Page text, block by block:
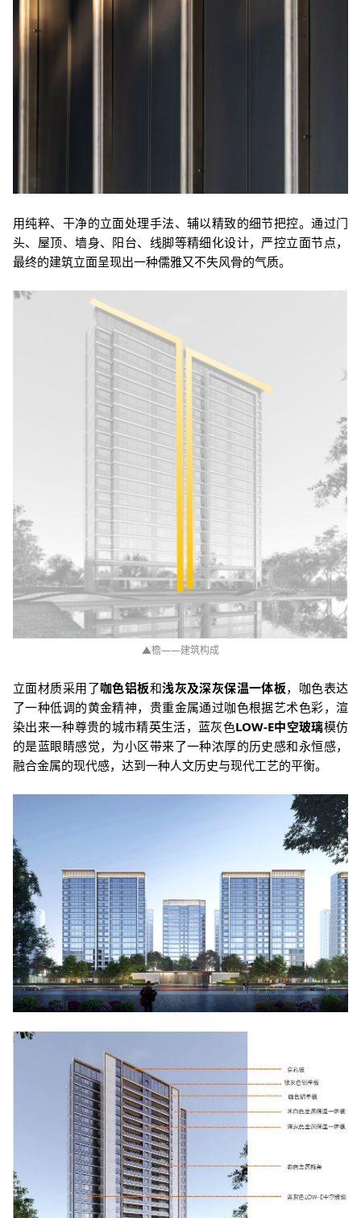
用纯粹、干净的立面处理手法、辅以精致的细节把控。通过门
头、屋顶、墙身、阳台、线脚等精细化设计，严控立面节点，
最终的建筑立面呈现出一种儒雅又不失风骨的气质。
▲檐——建筑构成
立面材质采用了咖色铝板和浅灰及深灰保温一体板，咖色表达
了一种低调的黄金精神，贵重金属通过咖色根据艺术色彩，渲
染出来一种尊贵的城市精英生活，蓝灰色LOW-E中空玻璃模仿
的是蓝眼睛感觉，为小区带来了一种浓厚的历史感和永恒感，
融合金属的现代感，达到一种人文历史与现代工艺的平衡。